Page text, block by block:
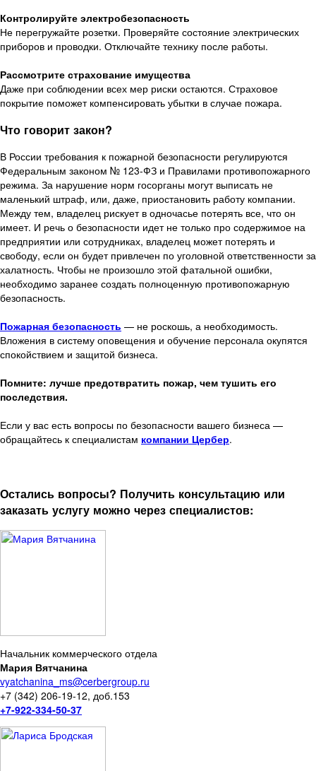
Контролируйте электробезопасность
Не перегружайте розетки. Проверяйте состояние электрических
приборов и проводки. Отключайте технику после работы.
Рассмотрите страхование имущества
Даже при соблюдении всех мер риски остаются. Страховое
покрытие поможет компенсировать убытки в случае пожара.
Что говорит закон?
В России требования к пожарной безопасности регулируются
Федеральным законом № 123-ФЗ и Правилами противопожарного
режима. За нарушение норм госорганы могут выписать не
маленький штраф, или, даже, приостановить работу компании.
Между тем, владелец рискует в одночасье потерять все, что он
имеет. И речь о безопасности идет не только про содержимое на
предприятии или сотрудниках, владелец может потерять и
свободу, если он будет привлечен по уголовной ответственности за
халатность. Чтобы не произошло этой фатальной ошибки,
необходимо заранее создать полноценную противопожарную
безопасность.
Пожарная безопасность — не роскошь, а необходимость.
Вложения в систему оповещения и обучение персонала окупятся
спокойствием и защитой бизнеса.
Помните: лучше предотвратить пожар, чем тушить его
последствия.
Если у вас есть вопросы по безопасности вашего бизнеса —
обращайтесь к специалистам компании Цербер.
Остались вопросы? Получить консультацию или
заказать услугу можно через специалистов:
Начальник коммерческого отдела
Мария Вятчанина
vyatchanina_ms@cerbergroup.ru
+7 (342) 206-19-12, доб.153
+7-922-334-50-37